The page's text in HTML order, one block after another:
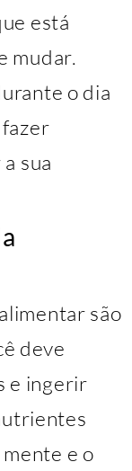
está
mudar.
o dia
sua
são
deve
​​e ingerir
e o